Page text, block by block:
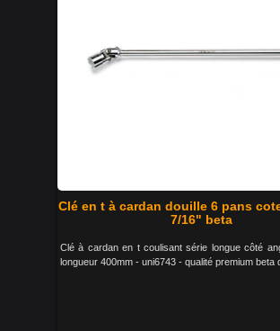
Clé en t à cardan douille 6 pans
7/16" beta
Clé à cardan en t coulisant série longue côté
longueur 400mm - uni6743 - qualité premium beta